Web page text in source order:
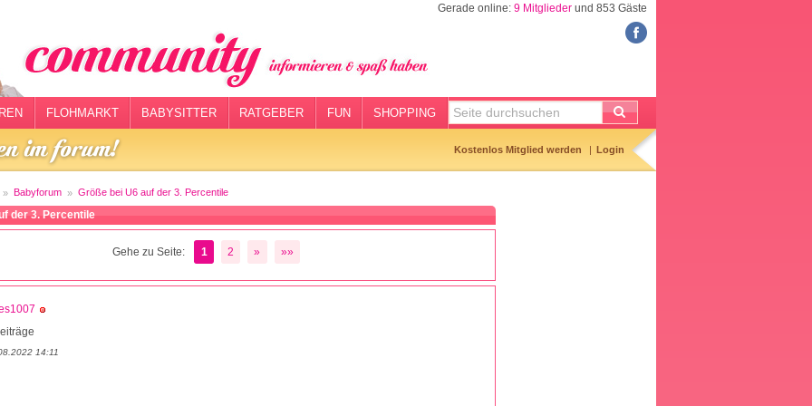
Gerade online: 9 Mitglieder und 853 Gäste
FLOHMARKT BABYSITTER RATGEBER FUN SHOPPING
Kostenlos Mitglied werden Login
Babyforum Größe bei U6 auf der 3. Percentile
der 3. Percentile
Gehe zu Seite: 1 2 » »»
14:11